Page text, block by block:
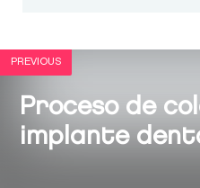
PREVIOUS
Proceso de
implante